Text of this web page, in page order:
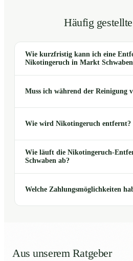
Häufig
Wie kurzfristig kann ich eine
Nikotingeruch in Markt
Muss ich während der Reinigung
Wie wird Nikotingeruch entfernt?
Wie läuft die Nikotingeruch-
Schwaben ab?
Welche Zahlungsmöglichkeiten
Aus unserem Ratgeber